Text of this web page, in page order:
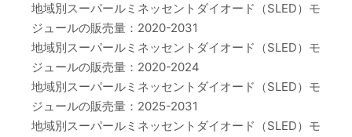
地域別スーパールミネッセントダイオード（SLED）モ
ジュールの販売量：2020-2031
地域別スーパールミネッセントダイオード（SLED）モ
ジュールの販売量：2020-2024
地域別スーパールミネッセントダイオード（SLED）モ
ジュールの販売量：2025-2031
地域別スーパールミネッセントダイオード（SLED）モ